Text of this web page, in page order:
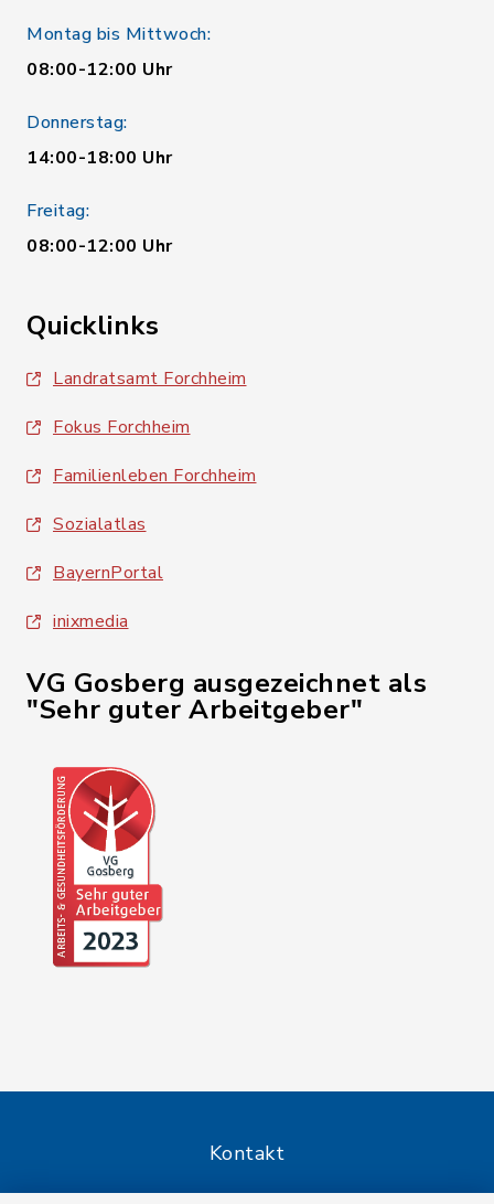
Montag bis Mittwoch:
08:00-12:00 Uhr
Donnerstag:
14:00-18:00 Uhr
Freitag:
08:00-12:00 Uhr
Quicklinks
Landratsamt Forchheim
Fokus Forchheim
Familienleben Forchheim
Sozialatlas
BayernPortal
inixmedia
VG Gosberg ausgezeichnet als
"Sehr guter Arbeitgeber"
Kontakt